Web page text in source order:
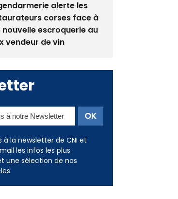
alerte les
corses face à
nouvelle escroquerie au
vendeur de vin
à la newsletter de CNI et
les infos les plus
une sélection de nos